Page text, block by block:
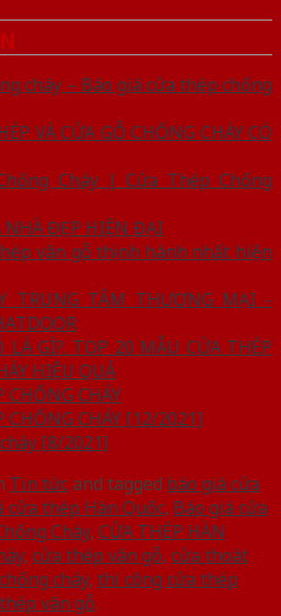
cháy – Báo giá cửa thép chống
VÀ CỬA GỖ CHỐNG CHÁY CÓ
Cháy | Cửa Thép Chống
NHÀ ĐẸP HIỆN ĐẠI
vân gỗ thịnh hành nhất hiện
TRUNG TÂM THƯƠNG MẠI -
LÀ GÌ?. TOP 20 MẪU CỬA THÉP
HIỆU QUẢ
CHỐNG CHÁY
CHỐNG CHÁY [12/2021]
[8/2021]
Tin tứcand tagged báo giá cửa
cửa thép Hàn Quốc, Báo giá cửa
Cháy, CỬA THÉP HÀN
, cửa thép vân gỗ, cửa thoát
cháy, thi công cửa thép
vân gỗ.